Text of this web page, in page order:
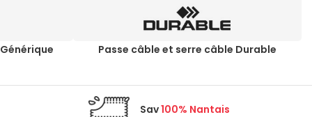
Passe câble et serre câble Durable
Sav100% Nantais